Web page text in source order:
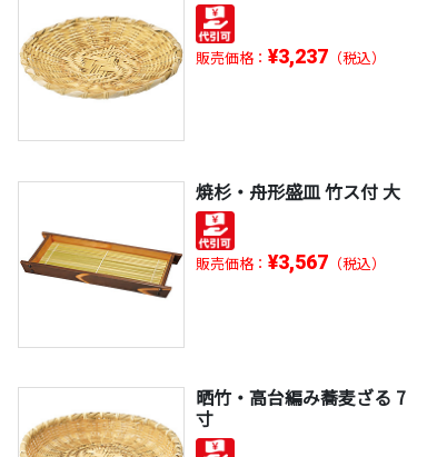
販売価格： ¥3,237（税込）
焼杉・舟形盛皿 竹ス付 大
販売価格： ¥3,567（税込）
晒竹・高台編み蕎麦ざる 7
寸